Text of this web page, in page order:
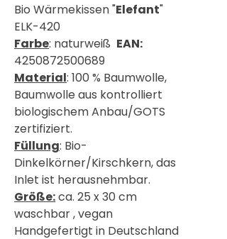
Bio Wärmekissen "Elefant"
ELK-420
Farbe: naturweiß EAN:
4250872500689
Material: 100 % Baumwolle,
Baumwolle aus kontrolliert
biologischem Anbau/GOTS
zertifiziert.
Füllung: Bio-
Dinkelkörner/Kirschkern, das
Inlet ist herausnehmbar.
Größe:ca. 25 x 30 cm
waschbar , vegan
Handgefertigt in Deutschland